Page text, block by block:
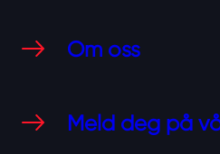
Om oss
Meld deg på